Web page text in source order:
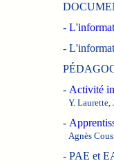
-
-
- Activité
Y.
-
Agnès
- PAE et